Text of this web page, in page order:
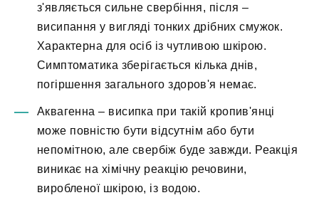
з'являється сильне свербіння, після –
висипання у вигляді тонких дрібних смужок.
Характерна для осіб із чутливою шкірою.
Симптоматика зберігається кілька днів,
погіршення загального здоров'я немає.
Аквагенна – висипка при такій кропив'янці
може повністю бути відсутнім або бути
непомітною, але свербіж буде завжди. Реакція
виникає на хімічну реакцію речовини,
виробленої шкірою, із водою.